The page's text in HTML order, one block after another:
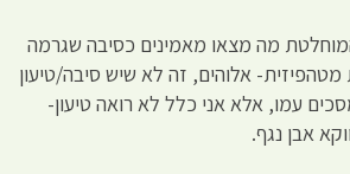
מה מצאו מאמינים כסיבה שגרמה
אלוהים, זה לא שיש סיבה/טיעון
עמו, אלא אני כלל לא רואה טיעון-
אבן נגף.